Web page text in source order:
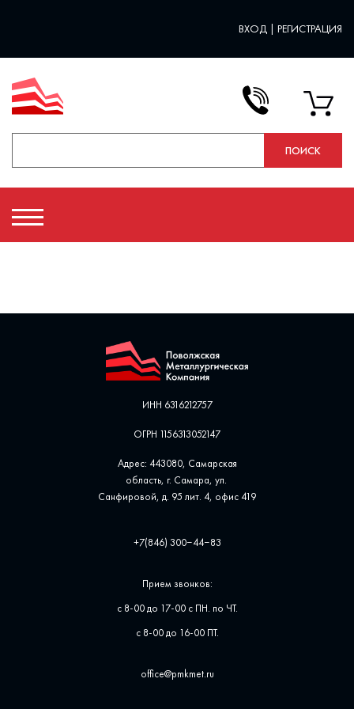
ВХОД | РЕГИСТРАЦИЯ
ИНН 6316212757
ОГРН 1156313052147
Адрес: 443080, Самарская
область, г. Самара, ул. ​
Санфировой, д. 95 лит. 4, офис ​419
+7(846) 300‒44‒83
Прием звонков:
с 8-00 до 17-00 с ПН. по ЧТ.
с 8-00 до 16-00 ПТ.
office@pmkmet.ru